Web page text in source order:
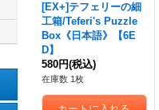
[EX+]テフェリーの細
工箱/Teferi's Puzzle
Box《日本語》【6E
D】
580円(税込)
在庫数 1枚